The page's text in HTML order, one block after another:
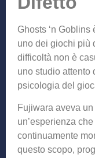
Ghosts ‘n
uno dei giochi più
difficoltà non è
uno studio attento
psicologia del
Fujiwara aveva
un’esperienza
continuamente
questo scopo,